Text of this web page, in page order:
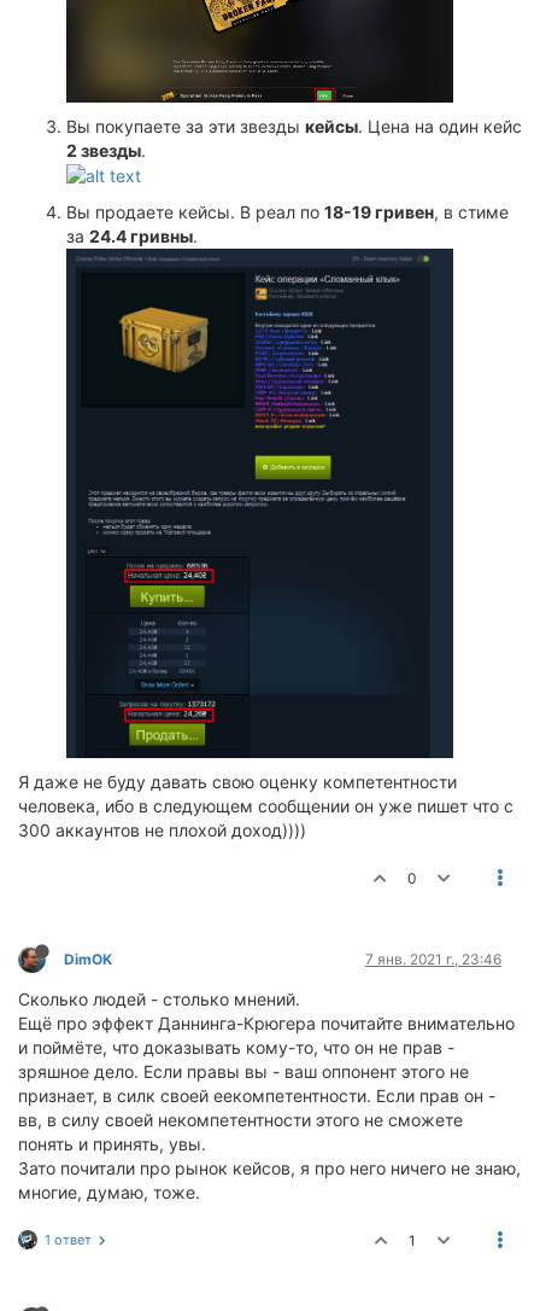
Вы покупаете за эти звезды кейсы. Цена на один кейс
2 звезды.
Вы продаете кейсы. В реал по 18-19 гривен, в стиме
за 24.4 гривны.
Я даже не буду давать свою оценку компетентности
человека, ибо в следующем сообщении он уже пишет что с
300 аккаунтов не плохой доход))))
0
DimOK 7 янв. 2021 г., 23:46
Сколько людей - столько мнений.
Ещё про эффект Даннинга-Крюгера почитайте внимательно
и поймёте, что доказывать кому-то, что он не прав -
зряшное дело. Если правы вы - ваш оппонент этого не
признает, в силк своей еекомпетентности. Если прав он -
вв, в силу своей некомпетентности этого не сможете
понять и принять, увы.
Зато почитали про рынок кейсов, я про него ничего не знаю,
многие, думаю, тоже.
1 ответ 1